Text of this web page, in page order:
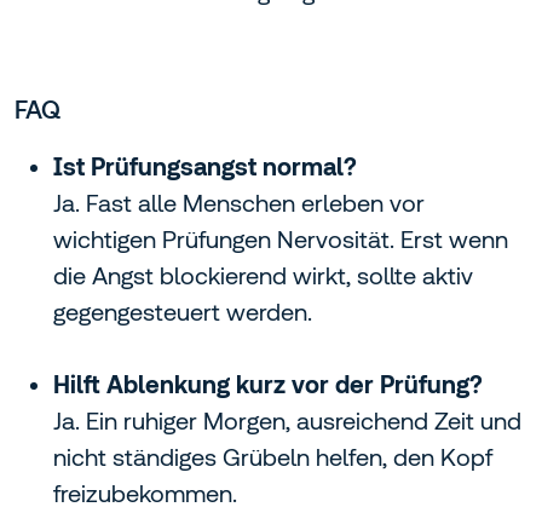
FAQ
Ist Prüfungsangst normal?
Ja. Fast alle Menschen erleben vor
wichtigen Prüfungen Nervosität. Erst wenn
die Angst blockierend wirkt, sollte aktiv
gegengesteuert werden.
Hilft Ablenkung kurz vor der Prüfung?
Ja. Ein ruhiger Morgen, ausreichend Zeit und
nicht ständiges Grübeln helfen, den Kopf
freizubekommen.